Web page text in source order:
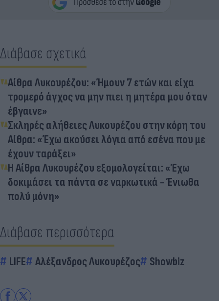
Διάβασε σχετικά
Αίθρα Λυκουρέζου: «Ήμουν 7 ετών και είχα
τρομερό άγχος να μην πιει η μητέρα μου όταν
έβγαινε»
Σκληρές αλήθειες Λυκουρέζου στην κόρη του
Αίθρα: «Έχω ακούσει λόγια από εσένα που με
έχουν ταράξει»
Η Αίθρα Λυκουρέζου εξομολογείται: «Έχω
δοκιμάσει τα πάντα σε ναρκωτικά - Ένιωθα
πολύ μόνη»
Διάβασε περισσότερα
LIFE Αλέξανδρος Λυκουρέζος Showbiz